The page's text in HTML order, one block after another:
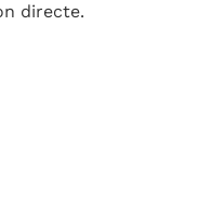
directe.